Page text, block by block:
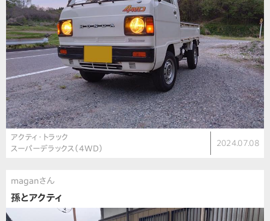
アクティ・トラック
スーパーデラックス（4WD）
2024.07.08
maganさん
孫とアクティ